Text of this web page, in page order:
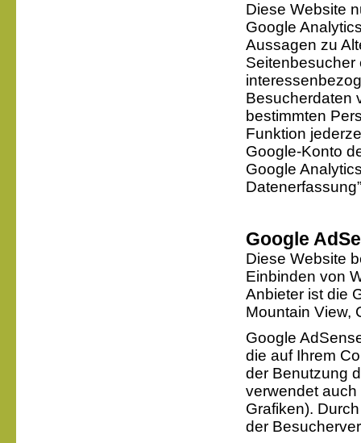
Diese Website
Google
Aussagen zu
Seitenbesucher
Besucherdaten
bestimmten
Funktion
Google-Konto
Google
Google
Diese Website
Einbinden von
Anbieter ist die
Mountain View,
Google
die auf Ihrem
der Benutzung
verwendet
Grafiken).
der